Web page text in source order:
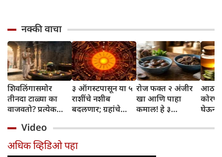
नक्की वाचा
शिवलिंगासमोर
तीनदा टाळ्या का
वाजवतो? प्रत्येक
जाणून घ्या
३ ऑगस्टपासून या ५
राशींचे नशीब
बदलणार; ग्रहांचे
संपतील आणि शुभ
दिवसांची सुरुवात
होईल
रोज फक्त २ अंजीर
खा आणि पाहा
कमाल! हे ३
तुम्हाला ठाऊक
घेऊन
Video
अधिक व्हिडिओ पहा